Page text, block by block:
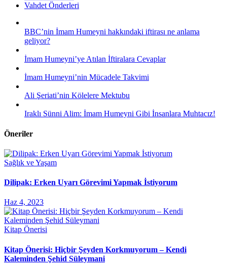
Vahdet Önderleri
BBC’nin İmam Humeyni hakkındaki iftirası ne anlama
geliyor?
İmam Humeyni’ye Atılan İftiralara Cevaplar
İmam Humeyni’nin Mücadele Takvimi
Ali Şeriati’nin Kölelere Mektubu
Iraklı Sünni Alim: İmam Humeyni Gibi İnsanlara Muhtacız!
Öneriler
Sağlık ve Yaşam
Dilipak: Erken Uyarı Görevimi Yapmak İstiyorum
Haz 4, 2023
Kitap Önerisi
Kitap Önerisi: Hiçbir Şeyden Korkmuyorum – Kendi
Kaleminden Şehid Süleymani